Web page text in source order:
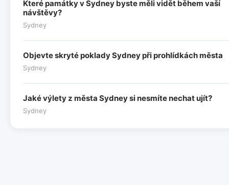
Které památky v Sydney byste měli vidět během vaší
návštěvy?
Sydney
Objevte skryté poklady Sydney při prohlídkách města
Sydney
Jaké výlety z města Sydney si nesmíte nechat ujít?
Sydney